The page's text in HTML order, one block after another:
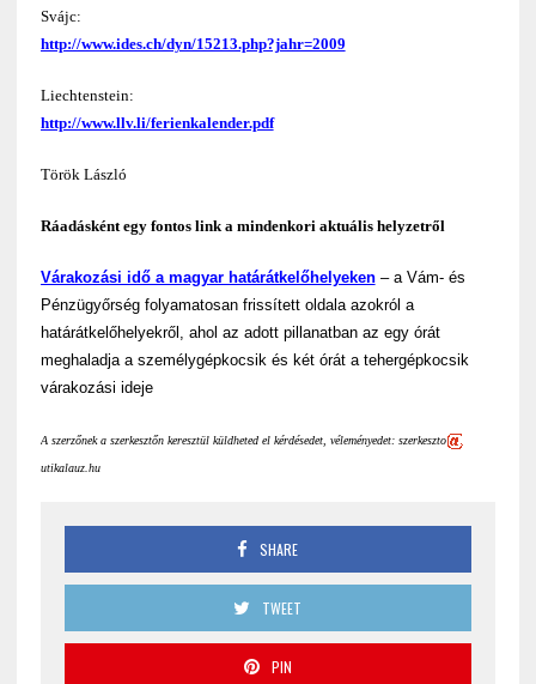
Svájc:
http://www.ides.ch/dyn/15213.php?jahr=2009
Liechtenstein:
http://www.llv.li/ferienkalender.pdf
Török László
Ráadásként egy fontos link a mindenkori aktuális helyzetről
Várakozási idő a magyar határátkelőhelyeken– a Vám- és
Pénzügyőrség folyamatosan frissített oldala azokról a
határátkelőhelyekről, ahol az adott pillanatban az egy órát
meghaladja a személygépkocsik és két órát a tehergépkocsik
várakozási ideje
A szerzőnek a szerkesztőn keresztül küldheted el kérdésedet, véleményedet: szerkeszto
utikalauz.hu
SHARE
TWEET
PIN